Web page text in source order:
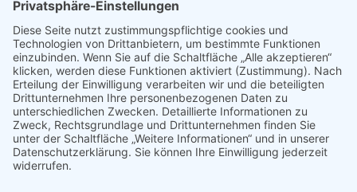
Beliebte Themen
Adaptionsmöglichkeit Aktiv-Rollstühle Alltagshilfen Alltagshilfen
für die Küche Automatische Türöffner Bad Bandscheibe Besteck
Bettenmachen
Bewegungseingeschränkung
druckentlastende Matratze Dusche & WC Fixierbrett
Füße Gehfähigkeit